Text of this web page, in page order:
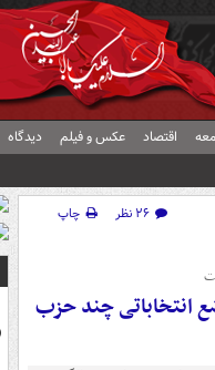
اقتصاد عکس و فیلم دیدگاه
۲۶ نظر
چاپ
انتخاباتی چند حزب